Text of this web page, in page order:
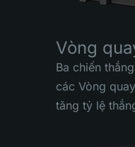
Vòng
Ba chiến
các Vòng
tăng tỷ lệ